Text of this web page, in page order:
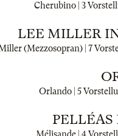
Cherubino | 3
LEE MILLER
(Mezzosopran) | 7
Orlando | 5